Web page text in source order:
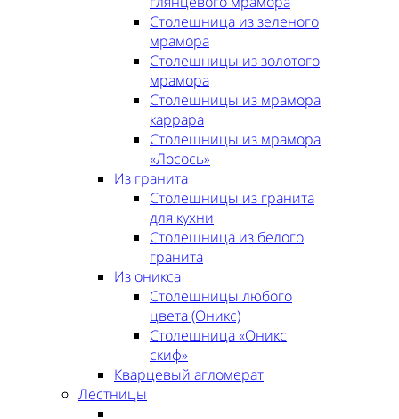
Столешница из зеленого
мрамора
Столешницы из золотого
мрамора
Столешницы из мрамора
каррара
Столешницы из мрамора
«Лосось»
Из гранита
Столешницы из гранита
для кухни
Столешница из белого
гранита
Из оникса
Столешницы любого
цвета (Оникс)
Столешница «Оникс
скиф»
Кварцевый агломерат
Лестницы